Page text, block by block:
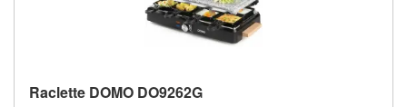
Raclette DOMO DO9262G